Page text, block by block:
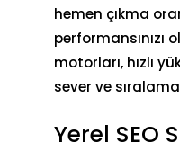
hemen çıkma
performansınızı
motorları, hızlı
sever ve
Yerel SEO